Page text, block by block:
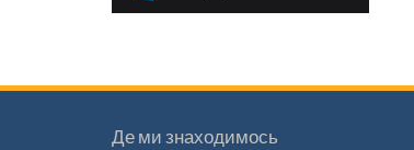
Де ми знаходимось